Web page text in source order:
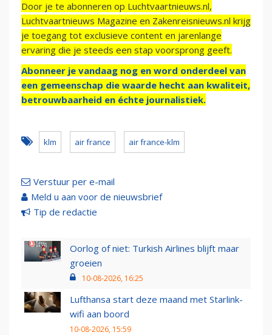
Door je te abonneren op Luchtvaartnieuws.nl,
Luchtvaartnieuws Magazine en Zakenreisnieuws.nl krijg
je toegang tot exclusieve content en jarenlange
ervaring die je steeds een stap voorsprong geeft.
Abonneer je vandaag nog en word onderdeel van
een gemeenschap die waarde hecht aan kwaliteit,
betrouwbaarheid en échte journalistiek.
klm air france air france-klm
Verstuur per e-mail
Meld u aan voor de nieuwsbrief
Tip de redactie
Oorlog of niet: Turkish Airlines blijft maar
groeien
10-08-2026, 16:25
Lufthansa start deze maand met Starlink-
wifi aan boord
10-08-2026, 15:59